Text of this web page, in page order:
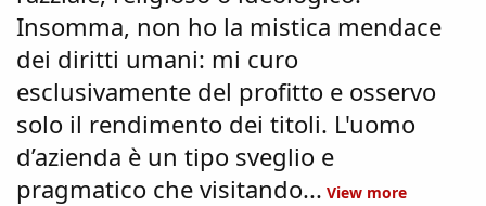
Insomma, non ho la mistica mendace
dei diritti umani: mi curo
esclusivamente del profitto e osservo
solo il rendimento dei titoli. L'uomo
d’azienda è un tipo sveglio e
pragmatico che visitando... View more